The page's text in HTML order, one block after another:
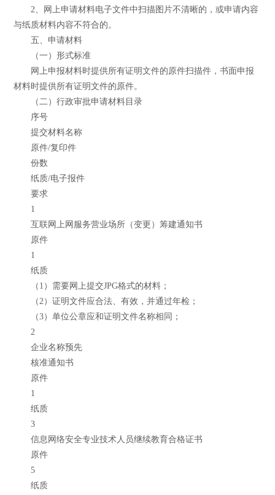
2、网上申请材料电子文件中扫描图片不清晰的，或申请内容
与纸质材料内容不符合的。
五、申请材料
（一）形式标准
网上申报材料时提供所有证明文件的原件扫描件，书面申报
材料时提供所有证明文件的原件。
（二）行政审批申请材料目录
序号
提交材料名称
原件/复印件
份数
纸质/电子报件
要求
1
互联网上网服务营业场所（变更）筹建通知书
原件
1
纸质
（1）需要网上提交JPG格式的材料；
（2）证明文件应合法、有效，并通过年检；
（3）单位公章应和证明文件名称相同；
2
企业名称预先
核准通知书
原件
1
纸质
3
信息网络安全专业技术人员继续教育合格证书
原件
5
纸质